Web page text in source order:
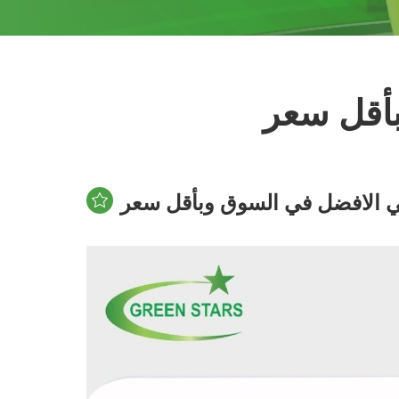
سعر
الافضل في السوق وبأقل سعر